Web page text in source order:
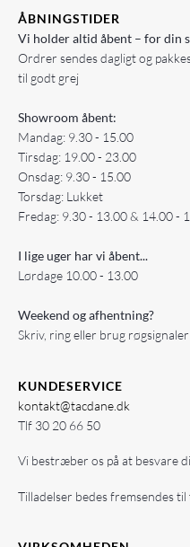
ÅBNINGSTIDER
Vi holder altid åbent – for din
Ordrer sendes dagligt og
til godt grej
Showroom åbent:
Mandag: 9.30 - 15.00
Tirsdag: 19.00 - 23.00
Onsdag: 9.30 - 15.00
Torsdag: Lukket
Fredag: 9.30 - 13.00 & 14.00 -
I lige uger har vi åbent...
Lørdage 10.00 - 13.00
Weekend og afhentning?
Skriv, ring eller brug
KUNDESERVICE
kontakt@tacdane.dk
Tlf 30 20 66 50
Vi bestræber os på at besvare
Tilladelser bedes fremsendes til